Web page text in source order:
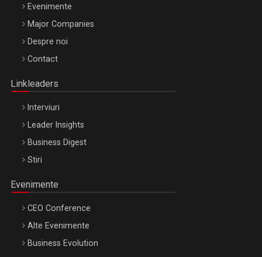
Be Inspired. Make it Happen!, ARTEMIS LETO, ORADEA, 8
Octombrie
Evenimente
Major Companies
Despre noi
Contact
Linkleaders
Interviuri
Leader Insights
Business Digest
Stiri
Evenimente
CEO Conference
Alte Evenimente
Business Evolution